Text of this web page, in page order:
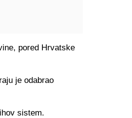
pored Hrvatske
je odabrao
sistem.